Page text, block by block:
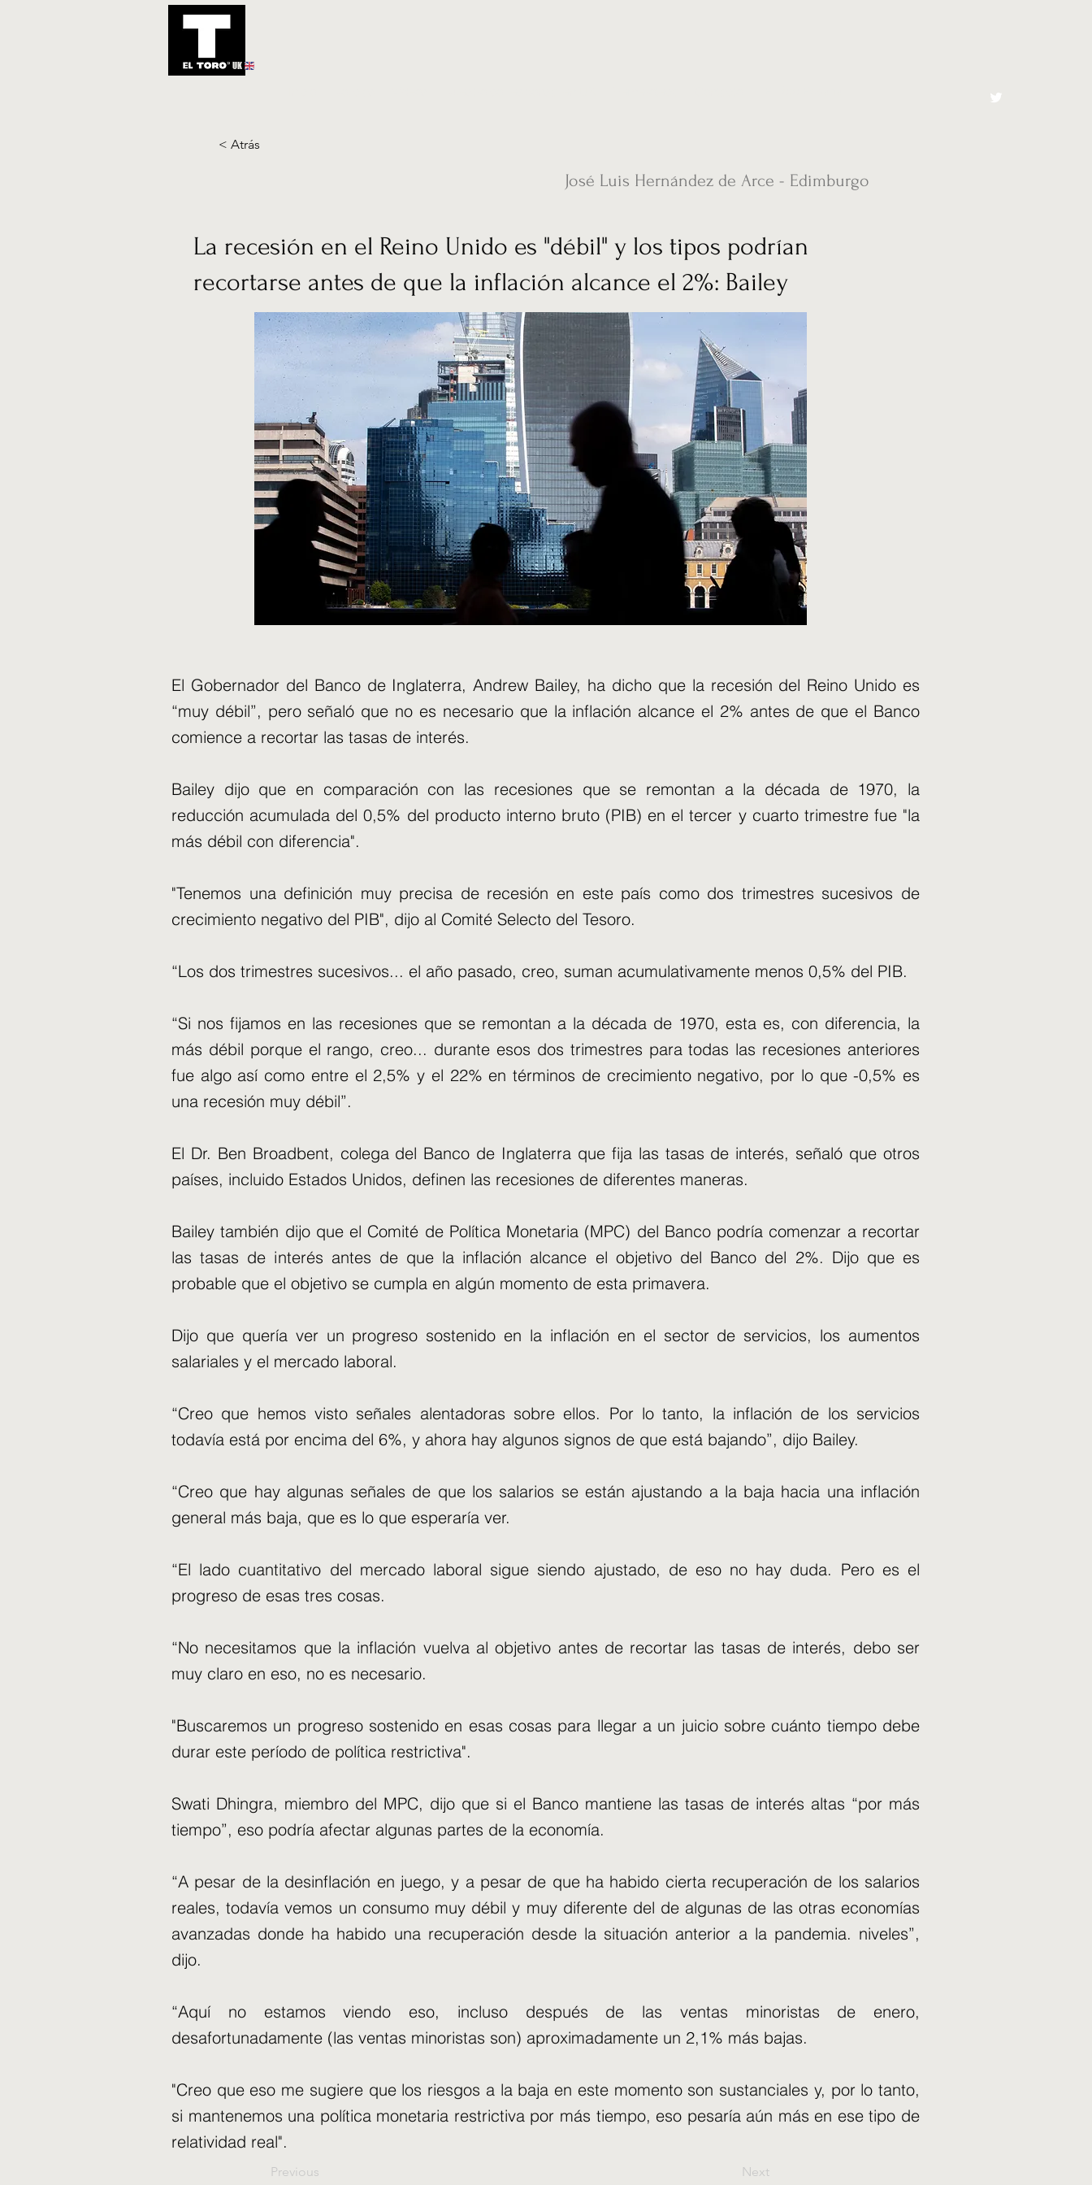
UK
< Atrás
José Luis Hernández de Arce - Edimburgo
La recesión en el Reino Unido es "débil" y los tipos podrían
recortarse antes de que la inflación alcance el 2%: Bailey
El Gobernador del Banco de Inglaterra, Andrew Bailey, ha dicho que la recesión del Reino Unido es
“muy débil”, pero señaló que no es necesario que la inflación alcance el 2% antes de que el Banco
comience a recortar las tasas de interés.
Bailey dijo que en comparación con las recesiones que se remontan a la década de 1970, la
reducción acumulada del 0,5% del producto interno bruto (PIB) en el tercer y cuarto trimestre fue "la
más débil con diferencia".
"Tenemos una definición muy precisa de recesión en este país como dos trimestres sucesivos de
crecimiento negativo del PIB", dijo al Comité Selecto del Tesoro.
“Los dos trimestres sucesivos... el año pasado, creo, suman acumulativamente menos 0,5% del PIB.
“Si nos fijamos en las recesiones que se remontan a la década de 1970, esta es, con diferencia, la
más débil porque el rango, creo... durante esos dos trimestres para todas las recesiones anteriores
fue algo así como entre el 2,5% y el 22% en términos de crecimiento negativo, por lo que -0,5% es
una recesión muy débil”.
El Dr. Ben Broadbent, colega del Banco de Inglaterra que fija las tasas de interés, señaló que otros
países, incluido Estados Unidos, definen las recesiones de diferentes maneras.
Bailey también dijo que el Comité de Política Monetaria (MPC) del Banco podría comenzar a recortar
las tasas de interés antes de que la inflación alcance el objetivo del Banco del 2%. Dijo que es
probable que el objetivo se cumpla en algún momento de esta primavera.
Dijo que quería ver un progreso sostenido en la inflación en el sector de servicios, los aumentos
salariales y el mercado laboral.
“Creo que hemos visto señales alentadoras sobre ellos. Por lo tanto, la inflación de los servicios
todavía está por encima del 6%, y ahora hay algunos signos de que está bajando”, dijo Bailey.
“Creo que hay algunas señales de que los salarios se están ajustando a la baja hacia una inflación
general más baja, que es lo que esperaría ver.
“El lado cuantitativo del mercado laboral sigue siendo ajustado, de eso no hay duda. Pero es el
progreso de esas tres cosas.
“No necesitamos que la inflación vuelva al objetivo antes de recortar las tasas de interés, debo ser
muy claro en eso, no es necesario.
"Buscaremos un progreso sostenido en esas cosas para llegar a un juicio sobre cuánto tiempo debe
durar este período de política restrictiva".
Swati Dhingra, miembro del MPC, dijo que si el Banco mantiene las tasas de interés altas “por más
tiempo”, eso podría afectar algunas partes de la economía.
“A pesar de la desinflación en juego, y a pesar de que ha habido cierta recuperación de los salarios
reales, todavía vemos un consumo muy débil y muy diferente del de algunas de las otras economías
avanzadas donde ha habido una recuperación desde la situación anterior a la pandemia. niveles”,
dijo.
“Aquí no estamos viendo eso, incluso después de las ventas minoristas de enero,
desafortunadamente (las ventas minoristas son) aproximadamente un 2,1% más bajas.
"Creo que eso me sugiere que los riesgos a la baja en este momento son sustanciales y, por lo tanto,
si mantenemos una política monetaria restrictiva por más tiempo, eso pesaría aún más en ese tipo de
relatividad real".
Previous Next